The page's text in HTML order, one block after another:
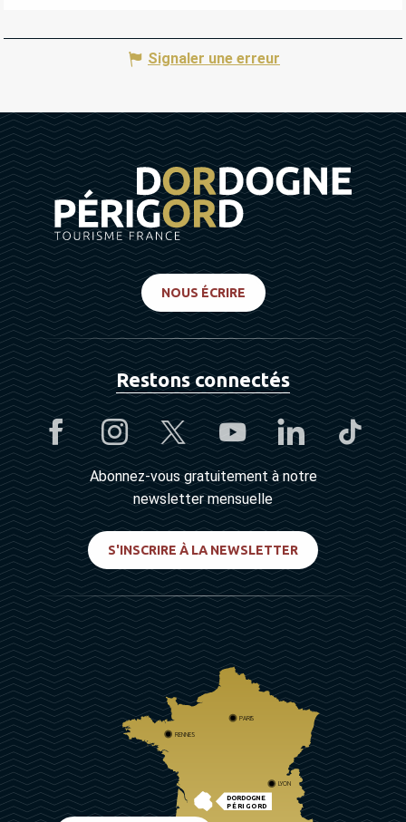
Signaler une erreur
NOUS ÉCRIRE
Restons connectés
Abonnez-vous gratuitement à notre
newsletter mensuelle
S'INSCRIRE À LA NEWSLETTER
DORDOGNE
PÉRIGORD
PARIS
RENNES
LYON